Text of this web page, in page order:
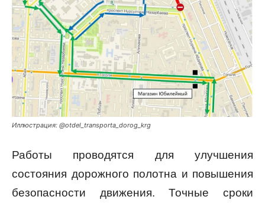
Иллюстрация: @otdel_transporta_dorog_krg
Работы проводятся для улучшения
состояния дорожного полотна и повышения
безопасности движения. Точные сроки